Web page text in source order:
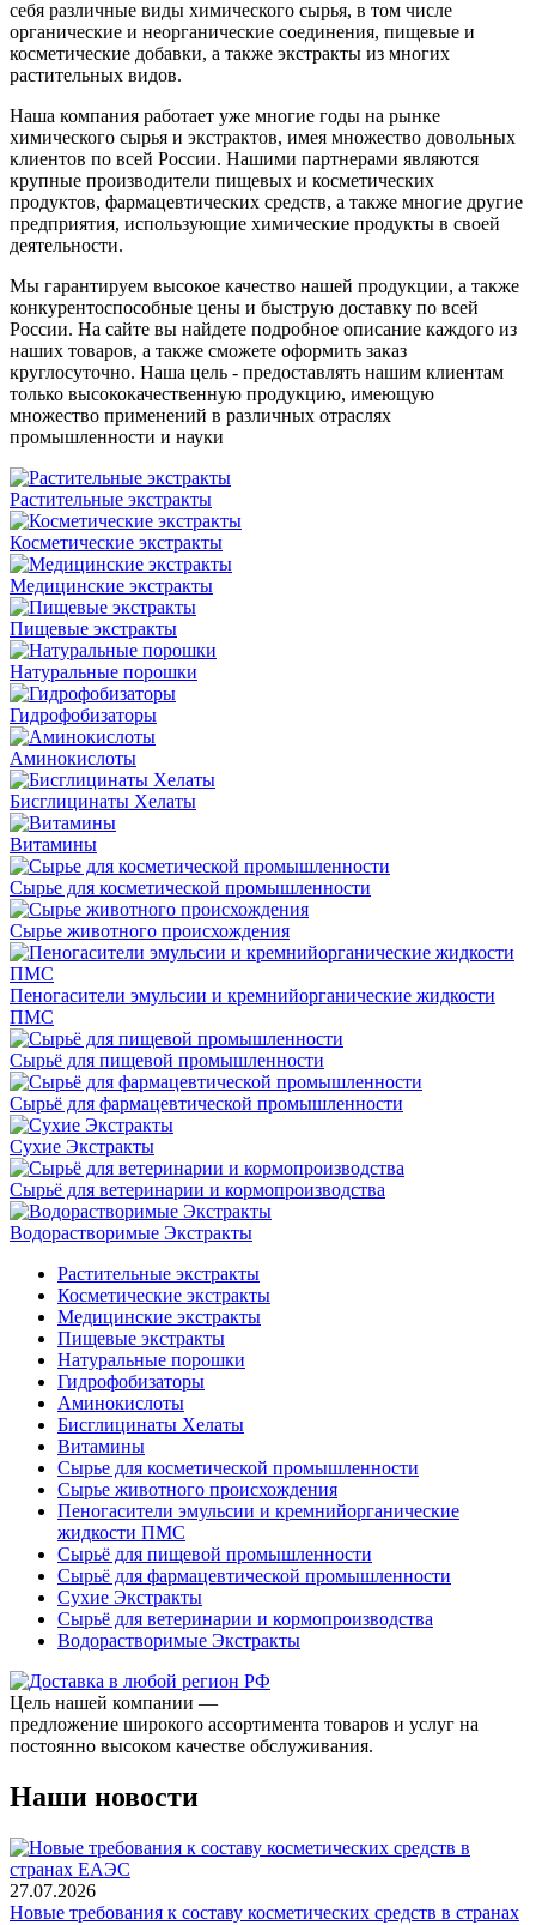
себя различные виды химического сырья, в том числе
органические и неорганические соединения, пищевые и
косметические добавки, а также экстракты из многих
растительных видов.
Наша компания работает уже многие годы на рынке
химического сырья и экстрактов, имея множество довольных
клиентов по всей России. Нашими партнерами являются
крупные производители пищевых и косметических
продуктов, фармацевтических средств, а также многие другие
предприятия, использующие химические продукты в своей
деятельности.
Мы гарантируем высокое качество нашей продукции, а также
конкурентоспособные цены и быструю доставку по всей
России. На сайте вы найдете подробное описание каждого из
наших товаров, а также сможете оформить заказ
круглосуточно. Наша цель - предоставлять нашим клиентам
только высококачественную продукцию, имеющую
множество применений в различных отраслях
промышленности и науки
Растительные экстракты
Косметические экстракты
Медицинские экстракты
Пищевые экстракты
Натуральные порошки
Гидрофобизаторы
Аминокислоты
Бисглицинаты Хелаты
Витамины
Сырье для косметической промышленности
Сырье животного происхождения
Пеногасители эмульсии и кремнийорганические жидкости
ПМС
Сырьё для пищевой промышленности
Сырьё для фармацевтической промышленности
Сухие Экстракты
Сырьё для ветеринарии и кормопроизводства
Водорастворимые Экстракты
Растительные экстракты
Косметические экстракты
Медицинские экстракты
Пищевые экстракты
Натуральные порошки
Гидрофобизаторы
Аминокислоты
Бисглицинаты Хелаты
Витамины
Сырье для косметической промышленности
Сырье животного происхождения
Пеногасители эмульсии и кремнийорганические
жидкости ПМС
Сырьё для пищевой промышленности
Сырьё для фармацевтической промышленности
Сухие Экстракты
Сырьё для ветеринарии и кормопроизводства
Водорастворимые Экстракты
Цель нашей компании —
предложение широкого ассортимента товаров и услуг на
постоянно высоком качестве обслуживания.
Наши новости
27.07.2026
Новые требования к составу косметических средств в странах